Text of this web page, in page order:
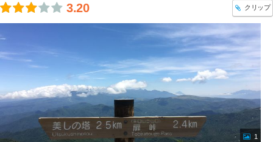
3.20 クリップ
1